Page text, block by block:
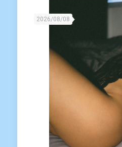
2026/08/08